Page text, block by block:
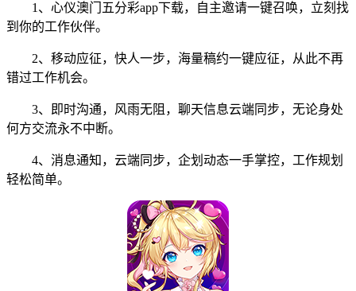
1、心仪澳门五分彩app下载，自主邀请一键召唤，立刻找
到你的工作伙伴。
2、移动应征，快人一步，海量稿约一键应征，从此不再
错过工作机会。
3、即时沟通，风雨无阻，聊天信息云端同步，无论身处
何方交流永不中断。
4、消息通知，云端同步，企划动态一手掌控，工作规划
轻松简单。